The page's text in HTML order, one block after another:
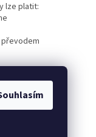
lze platit: